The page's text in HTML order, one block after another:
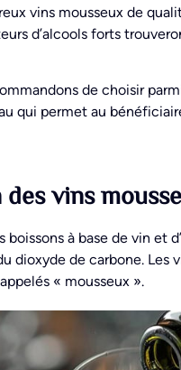
vins mousseux de
d’alcools forts
de choisir
qui permet au
vins
à base de vin et
dioxyde de carbone.
« mousseux ».